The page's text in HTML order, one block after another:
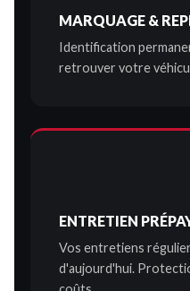
MARQUAGE &
Identification
retrouver votre
ENTRETIEN
Vos entretiens
d'aujourd'hui.